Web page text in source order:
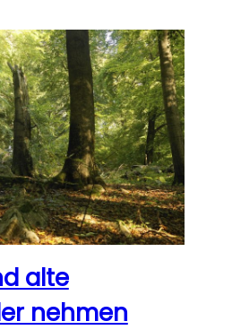
alte
nehmen